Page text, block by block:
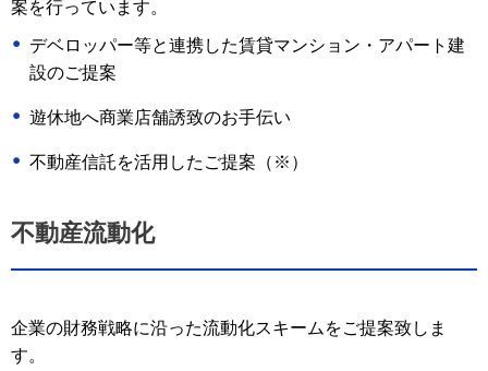
案を行っています。
デベロッパー等と連携した賃貸マンション・アパート建
設のご提案
遊休地へ商業店舗誘致のお手伝い
不動産信託を活用したご提案（※）
不動産流動化
企業の財務戦略に沿った流動化スキームをご提案致しま
す。